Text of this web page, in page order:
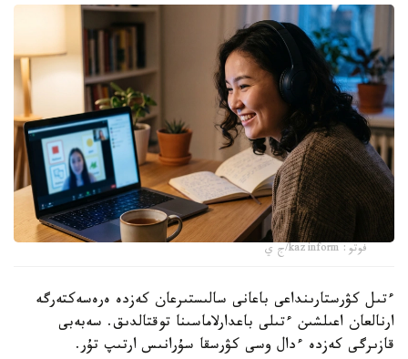
فوتو: kazinform/ج ي
ءتىل كۋرستارىنداعى باعانى سالىستىرعان كەزدە ەرەسەكتەرگە
ارنالعان اعىلشىن ءتىلى باعدارلاماسىنا توقتالدىق. سەبەبى
قازىرگى كەزدە ءدال وسى كۋرسقا سۇرانىس ارتىپ تۇر.